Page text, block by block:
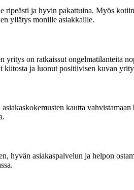
ripeästi ja hyvin pakattuina. Myös
yllätys monille asiakkaille.
on ratkaissut ongelmatilanteita
kiitosta ja luonut positiivisen kuvan
kautta vahvistamaan
hyvän asiakaspalvelun ja helpon